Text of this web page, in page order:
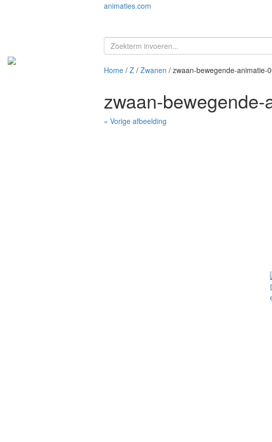
animaties.com
Home / Z / Zwanen / zwaan-bewegende-animatie-
zwaan-
« Vorige afbeelding